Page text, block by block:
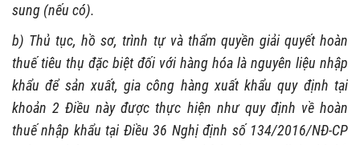
sung (nếu có).
b) Thủ tục, hồ sơ, trình tự và thẩm quyền giải quyết hoàn
thuế tiêu thụ đặc biệt đối với hàng hóa là nguyên liệu nhập
khẩu để sản xuất, gia công hàng xuất khẩu quy định tại
khoản 2 Điều này được thực hiện như quy định về hoàn
thuế nhập khẩu tại Điều 36 Nghị định số 134/2016/NĐ-CP